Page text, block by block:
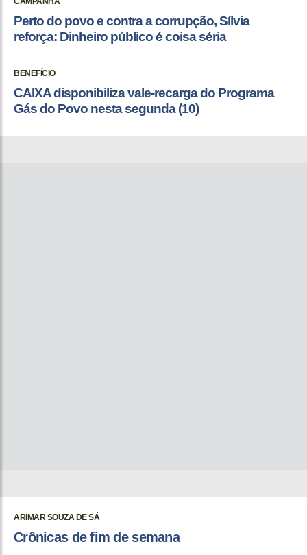
Perto do povo e contra a corrupção, Sílvia
reforça: Dinheiro público é coisa séria
BENEFÍCIO
CAIXA disponibiliza vale-recarga do Programa
Gás do Povo nesta segunda (10)
ARIMAR SOUZA DE SÁ
Crônicas de fim de semana